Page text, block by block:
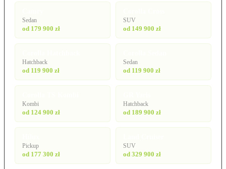
Sedan
od 179 900 zł
SUV
od 149 900 zł
Hatchback
od 119 900 zł
Sedan
od 119 900 zł
Kombi
od 124 900 zł
Hatchback
od 189 900 zł
Pickup
od 177 300 zł
SUV
od 329 900 zł